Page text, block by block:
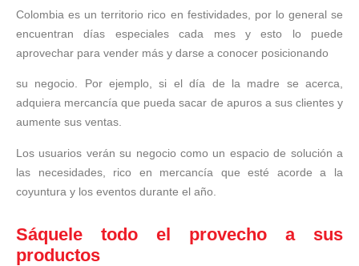
Colombia es un territorio rico en festividades, por lo general se
encuentran días especiales cada mes y esto lo puede
aprovechar para vender más y darse a conocer posicionando
su negocio. Por ejemplo, si el día de la madre se acerca,
adquiera mercancía que pueda sacar de apuros a sus clientes y
aumente sus ventas.
Los usuarios verán su negocio como un espacio de solución a
las necesidades, rico en mercancía que esté acorde a la
coyuntura y los eventos durante el año.
Sáquele todo el provecho a sus
productos